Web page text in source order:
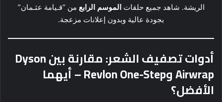
الريشة. شاهد جميع حلقاتالموسم الرابع من “قـيامة عثـمان”
بجودة عالية وبدون إعلانات مزعجة.
أدوات تصفيف الشعر: مقارنة بين Dyson
Airwrap وRevlon One-Step – أيهما
الأفضل؟